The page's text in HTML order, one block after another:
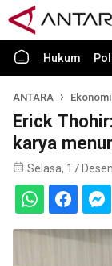
Hukum
ANTARA Ekonomi
Erick
karya
Selasa, 17